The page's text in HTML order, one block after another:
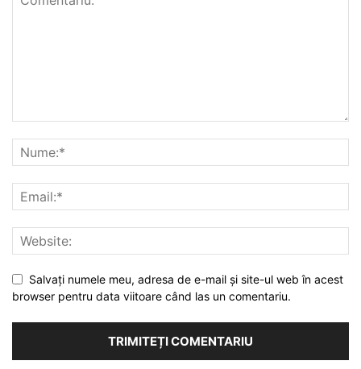
Salvați numele meu, adresa de e-mail și site-ul web în acest
browser pentru data viitoare când las un comentariu.